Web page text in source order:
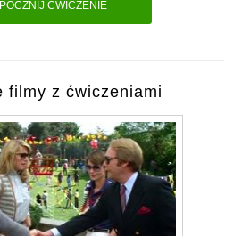
ĆWICZENIE
filmy z ćwiczeniami